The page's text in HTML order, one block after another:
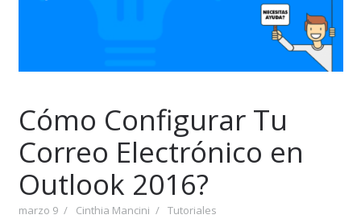
Cómo Configurar Tu
Correo Electrónico en
Outlook 2016?
marzo 9 Cinthia Mancini Tutoriales